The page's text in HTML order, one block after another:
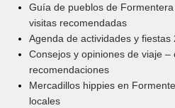
Guía de pueblos de
visitas recomendadas
Agenda de actividades y
Consejos y opiniones de viaje –
recomendaciones
Mercadillos hippies en
locales